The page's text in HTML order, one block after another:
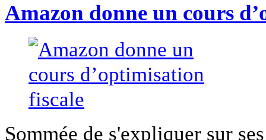
Amazon donne un cours
Sommée de s'expliquer sur